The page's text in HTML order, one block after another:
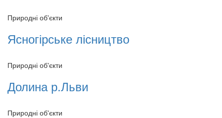
Природні об'єкти
Ясногірське лісництво
Природні об'єкти
Долина р.Льви
Природні об'єкти